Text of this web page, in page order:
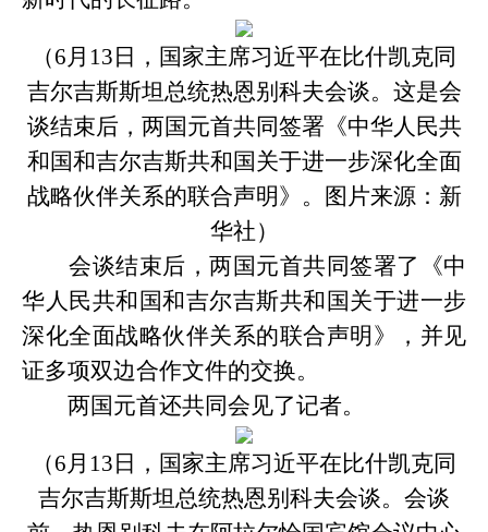
（6月13日，国家主席习近平在比什凯克同
吉尔吉斯斯坦总统热恩别科夫会谈。这是会
谈结束后，两国元首共同签署《中华人民共
和国和吉尔吉斯共和国关于进一步深化全面
战略伙伴关系的联合声明》。
图片来源： 新
华社）
会谈结束后，两国元首共同签署了《中
华人民共和国和吉尔吉斯共和国关于进一步
深化全面战略伙伴关系的联合声明》，并见
证多项双边合作文件的交换。
两国元首还共同会见了记者。
（6月13日，国家主席习近平在比什凯克同
吉尔吉斯斯坦总统热恩别科夫会谈。会谈